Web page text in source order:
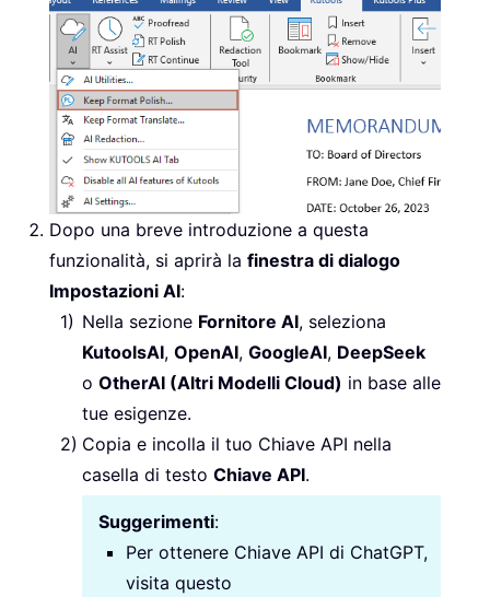
Dopo una breve introduzione a questa
funzionalità, si aprirà la finestra di dialogo
Impostazioni AI:
Nella sezione Fornitore AI, seleziona
KutoolsAI, OpenAI, GoogleAI, DeepSeek
o OtherAI (Altri Modelli Cloud) in base alle
tue esigenze.
Copia e incolla il tuo Chiave API nella
casella di testo Chiave API.
Suggerimenti:
Per ottenere Chiave API di ChatGPT,
visita questo